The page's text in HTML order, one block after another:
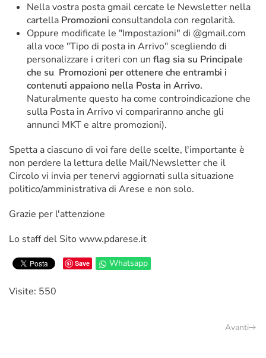
Nella vostra posta gmail cercate le Newsletter nella
cartella Promozioni consultandola con regolarità.
Oppure modificate le "Impostazioni" di @gmail.com
alla voce "Tipo di posta in Arrivo" scegliendo di
personalizzare i criteri con un flag sia su Principale
che su Promozioni per ottenere che entrambi i
contenuti appaiono nella Posta in Arrivo.
Naturalmente questo ha come controindicazione che
sulla Posta in Arrivo vi compariranno anche gli
annunci MKT e altre promozioni).
Spetta a ciascuno di voi fare delle scelte, l'importante è
non perdere la lettura delle Mail/Newsletter che il
Circolo vi invia per tenervi aggiornati sulla situazione
politico/amministrativa di Arese e non solo.
Grazie per l'attenzione
Lo staff del Sito www.pdarese.it
Save Whatsapp
Visite: 550
Avanti